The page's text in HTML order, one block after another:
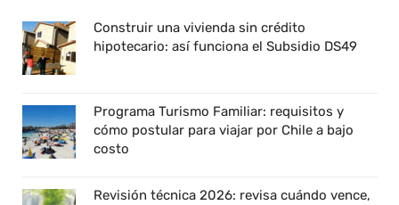
Construir una vivienda sin crédito
hipotecario: así funciona el Subsidio DS49
Programa Turismo Familiar: requisitos y
cómo postular para viajar por Chile a bajo
costo
Revisión técnica 2026: revisa cuándo vence,